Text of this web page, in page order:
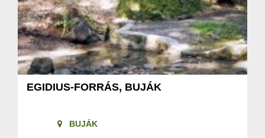
EGIDIUS-FORRÁS, BUJÁK
BUJÁK